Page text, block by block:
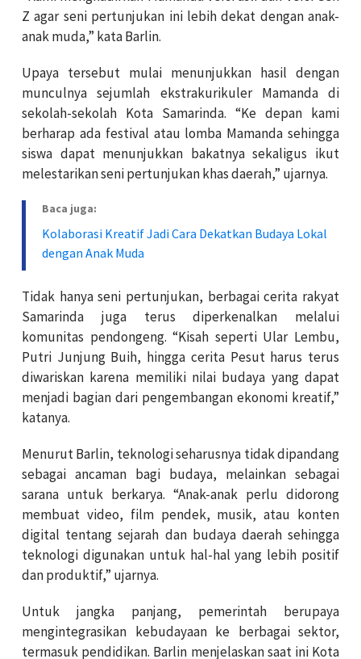
Z agar seni pertunjukan ini lebih dekat dengan anak-
anak muda,” kata Barlin.
Upaya tersebut mulai menunjukkan hasil dengan
munculnya sejumlah ekstrakurikuler Mamanda di
sekolah-sekolah Kota Samarinda. “Ke depan kami
berharap ada festival atau lomba Mamanda sehingga
siswa dapat menunjukkan bakatnya sekaligus ikut
melestarikan seni pertunjukan khas daerah,” ujarnya.
Baca juga:
Kolaborasi Kreatif Jadi Cara Dekatkan Budaya Lokal
dengan Anak Muda
Tidak hanya seni pertunjukan, berbagai cerita rakyat
Samarinda juga terus diperkenalkan melalui
komunitas pendongeng. “Kisah seperti Ular Lembu,
Putri Junjung Buih, hingga cerita Pesut harus terus
diwariskan karena memiliki nilai budaya yang dapat
menjadi bagian dari pengembangan ekonomi kreatif,”
katanya.
Menurut Barlin, teknologi seharusnya tidak dipandang
sebagai ancaman bagi budaya, melainkan sebagai
sarana untuk berkarya. “Anak-anak perlu didorong
membuat video, film pendek, musik, atau konten
digital tentang sejarah dan budaya daerah sehingga
teknologi digunakan untuk hal-hal yang lebih positif
dan produktif,” ujarnya.
Untuk jangka panjang, pemerintah berupaya
mengintegrasikan kebudayaan ke berbagai sektor,
termasuk pendidikan. Barlin menjelaskan saat ini Kota